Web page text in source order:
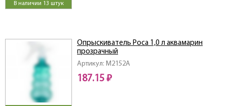
В наличии 13 штук
Артикул: M2152A
Опрыскиватель Роса 1,0 л аквамарин
прозрачный
187.15 ₽